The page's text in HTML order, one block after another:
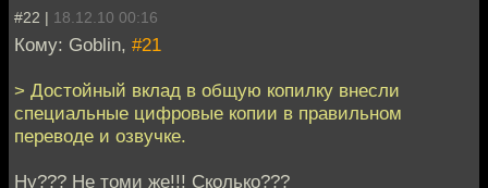
#22 | 18.12.10 00:16
Кому: Goblin, #21
> Достойный вклад в общую копилку внесли
специальные цифровые копии в правильном
переводе и озвучке.
Ну??? Не томи же!!! Сколько???